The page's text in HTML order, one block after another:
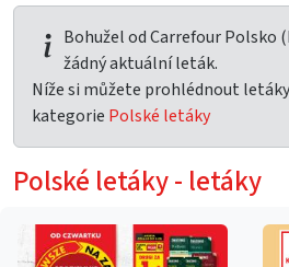
Bohužel od Carrefour Polsko
žádný aktuální leták.
Níže si můžete prohlédnout
kategorie Polské letáky
Polské letáky - letáky